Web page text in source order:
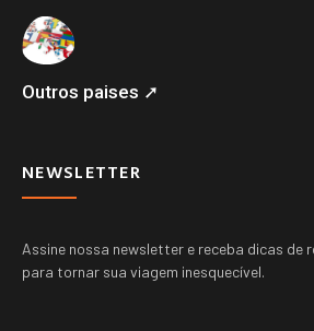
Outros paises ➚
NEWSLETTER
Assine nossa newsletter e receba dicas de
para tornar sua viagem inesquecível.